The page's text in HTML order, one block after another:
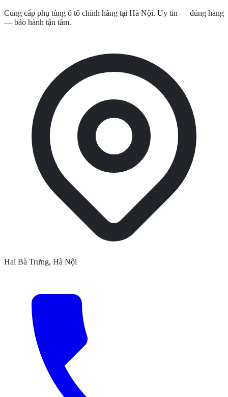
Cung cấp phụ tùng ô tô chính hãng tại Hà Nội. Uy tín — đúng hàng
— bảo hành tận tâm.
Hai Bà Trưng, Hà Nội